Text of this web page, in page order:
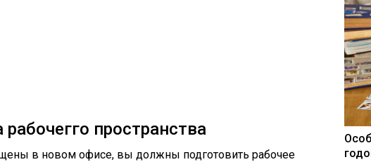
пространства
в новом офисе, вы должны подготовить рабочее